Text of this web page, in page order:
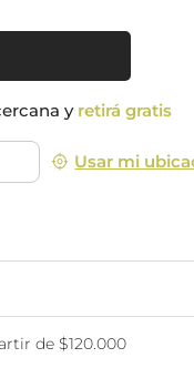
y retirá gratis
Usar mi
de $120.000